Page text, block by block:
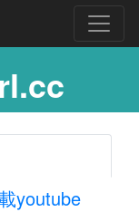
youtube